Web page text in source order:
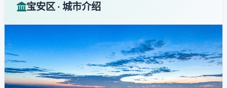
宝安区 · 城市介绍